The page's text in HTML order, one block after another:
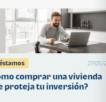
27/05/
comprar una vivienda
proteja tu inversión?